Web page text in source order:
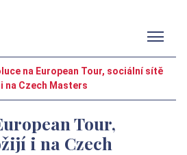
na European Tour, sociální sítě
na Czech Masters
Tour,
i na Czech